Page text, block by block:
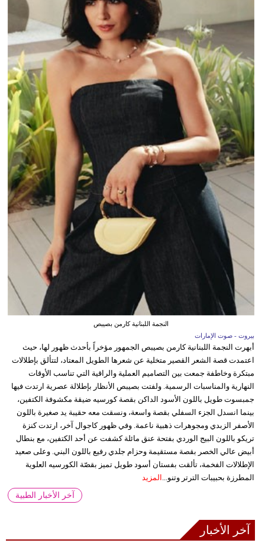
النجمة اللبنانية كارمن بصيبص
بيروت - صوت الإمارات
أبهرت النجمة اللبنانية كارمن بصيبص الجمهور مؤخراً بأحدث ظهور لها، حيث
اعتمدت قصة الشعر القصير متخلية عن شعرها الطويل المعتاد، لتتألق بإطلالات
مبتكرة وخاطفة جمعت بين التصاميم العملية والراقية التي تناسب الأوقات
النهارية والمناسبات الرسمية. ولفتت بصيبص الأنظار بإطلالة عصرية ارتدت فيها
جمبسوت طويل باللون الأسود الداكن بقصة كورسيه ضيقة مكشوفة الكتفين،
بينما انسدل الجزء السفلي بقصة واسعة، ونسقت معه حقيبة يد صغيرة باللون
الأصفر الزبدي ومجوهرات ذهبية ناعمة. وفي ظهور كاجوال آخر، ارتدت كنزة
تريكو باللون البيج الوردي بفتحة عنق مائلة كشفت عن أحد الكتفين، مع بنطال
أبيض عالي الخصر بقصة مستقيمة وحزام جلدي رفيع باللون البني. وعلى صعيد
الإطلالات الفخمة، تألقت بفستان أسود طويل تميز بقصّة الكورسيه العلوية
المطرزة بحبيبات الترتر وتنو... المزيد
آخر الأخبار الطبية
آخر الأخبار